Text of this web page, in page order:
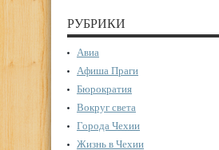
РУБРИКИ
Авиа
Афиша Праги
Бюрократия
Вокруг света
Города Чехии
Жизнь в Чехии